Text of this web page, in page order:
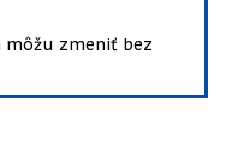
môžu zmeniť bez